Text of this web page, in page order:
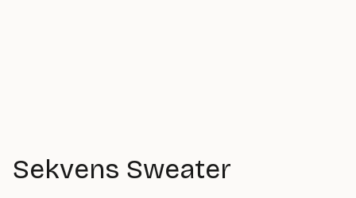
Sekvens Sweater